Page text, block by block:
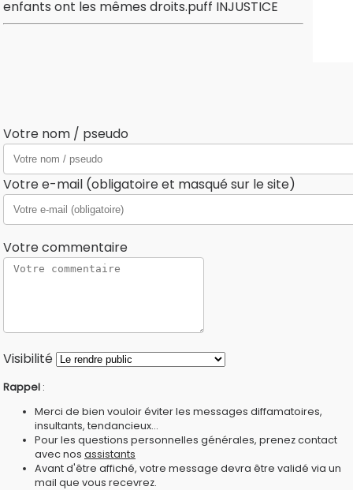
enfants ont les mêmes droits.puff INJUSTICE
Votre nom / pseudo
Votre e-mail (obligatoire et masqué sur le site)
Votre commentaire
Visibilité
Rappel :
Merci de bien vouloir éviter les messages diffamatoires,
insultants, tendancieux...
Pour les questions personnelles générales, prenez contact
avec nos assistants
Avant d'être affiché, votre message devra être validé via un
mail que vous recevrez.